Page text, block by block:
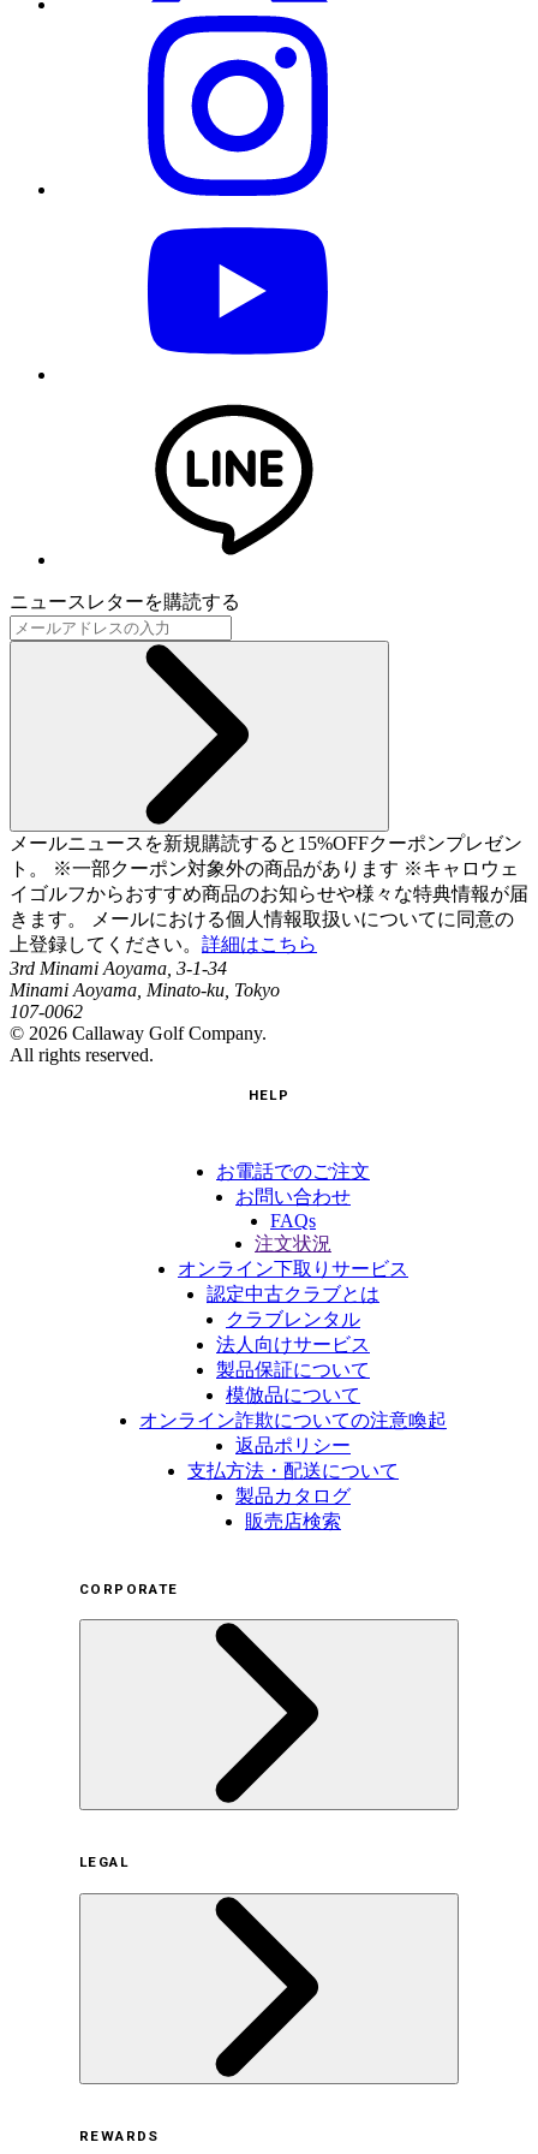
ニュースレターを購読する
メールニュースを新規購読すると15%OFFクーポンプレゼン
ト。 ※一部クーポン対象外の商品があります ※キャロウェ
イゴルフからおすすめ商品のお知らせや様々な特典情報が届
きます。 メールにおける個人情報取扱いについてに同意の
上登録してください。 詳細はこちら
3rd Minami Aoyama, 3-1-34
Minami Aoyama, Minato-ku, Tokyo
107-0062
© 2026 Callaway Golf Company.
All rights reserved.
HELP
お電話でのご注文
お問い合わせ
FAQs
注文状況
オンライン下取りサービス
認定中古クラブとは
クラブレンタル
法人向けサービス
製品保証について
模倣品について
オンライン詐欺についての注意喚起
返品ポリシー
支払方法・配送について
製品カタログ
販売店検索
CORPORATE
サステナビリティの取り組み（日本）
サステナビリティの取り組み（米国/英語）
ヒストリー
採用情報
LEGAL
REWARDS